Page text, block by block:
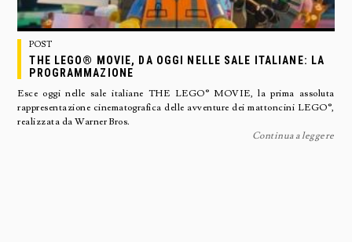
POST
THE LEGO® MOVIE, DA OGGI NELLE SALE ITALIANE: LA
PROGRAMMAZIONE
Esce oggi nelle sale italiane THE LEGO® MOVIE, la prima assoluta
rappresentazione cinematografica delle avventure dei mattoncini LEGO®,
realizzata da Warner Bros.
Continua a leggere